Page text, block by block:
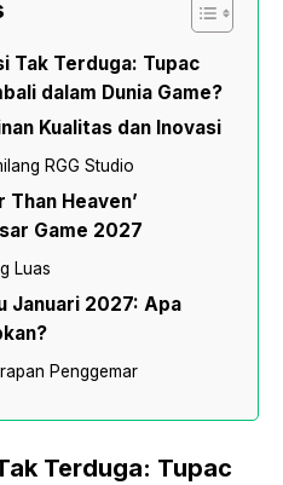
Tak Terduga: Tupac
dalam Dunia Game?
Kualitas dan Inovasi
RGG Studio
Than Heaven’
Game 2027
Luas
Januari 2027: Apa
Penggemar
Terduga: Tupac